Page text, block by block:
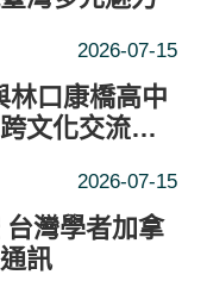
2026-07-15
林口康橋高中
文化交流擴
2026-07-15
灣學者加拿
訊